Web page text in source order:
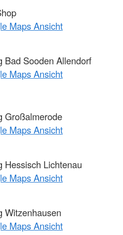
Maps Ansicht
Bad Sooden Allendorf
Maps Ansicht
Großalmerode
Maps Ansicht
Hessisch Lichtenau
Maps Ansicht
Witzenhausen
Maps Ansicht